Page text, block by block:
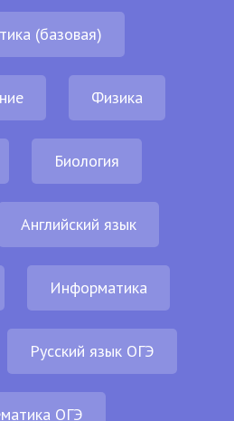
(базовая)
Физика
Биология
Английский язык
Информатика
Русский язык ОГЭ
ОГЭ